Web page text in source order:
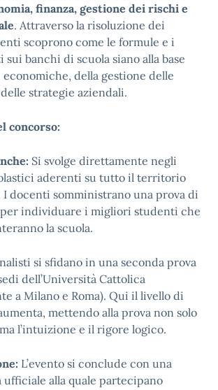
finanza, gestione dei rischi e
. Attraverso la risoluzione dei
scoprono come le formule e i
banchi di scuola siano alla base
della gestione delle
strategie aziendali.
concorso:
Si svolge direttamente negli
aderenti su tutto il territorio
I docenti somministrano una prova di
individuare i migliori studenti che
la scuola.
si sfidano in una seconda prova
dell’Università Cattolica
a Milano e Roma). Qui il livello di
mettendo alla prova non solo
l’intuizione e il rigore logico.
L’evento si conclude con una
alla quale partecipano